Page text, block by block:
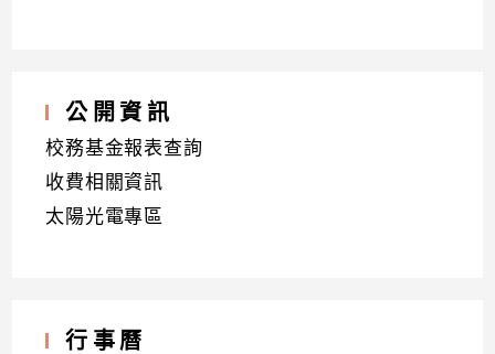
公開資訊
校務基金報表查詢
收費相關資訊
太陽光電專區
行事曆